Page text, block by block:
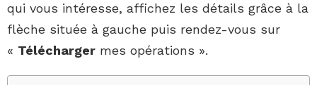
qui vous intéresse, affichez les détails grâce à la
flèche située à gauche puis rendez-vous sur
« Télécharger mes opérations ».